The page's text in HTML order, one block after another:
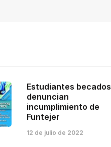
Estudiantes becados
denuncian
incumplimiento de
Funtejer
12 de julio de 2022